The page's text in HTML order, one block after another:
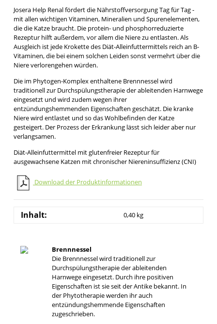
Josera Help Renal fördert die Nährstoffversorgung Tag für Tag -
mit allen wichtigen Vitaminen, Mineralien und Spurenelementen,
die die Katze braucht. Die protein- und phosphorreduzierte
Rezeptur hilft außerdem, vor allem die Niere zu entlasten. Als
Ausgleich ist jede Krokette des Diät-Alleinfuttermittels reich an B-
Vitaminen, die bei einem solchen Leiden sonst vermehrt über die
Niere verlorengehen würden.
Die im Phytogen-Komplex enthaltene Brennnessel wird
traditionell zur Durchspülungstherapie der ableitenden Harnwege
eingesetzt und wird zudem wegen ihrer
entzündungshemmenden Eigenschaften geschätzt. Die kranke
Niere wird entlastet und so das Wohlbefinden der Katze
gesteigert. Der Prozess der Erkrankung lässt sich leider aber nur
verlangsamen.
Diät-Alleinfuttermittel mit glutenfreier Rezeptur für
ausgewachsene Katzen mit chronischer Niereninsuffizienz (CNI)
Download der Produktinformationen
Inhalt: 0,40 kg
Brennnessel
Die Brennnessel wird traditionell zur
Durchspülungstherapie der ableitenden
Harnwege eingesetzt. Durch ihre positiven
Eigenschaften ist sie seit der Antike bekannt. In
der Phytotherapie werden ihr auch
entzündungshemmende Eigenschaften
zugeschrieben.